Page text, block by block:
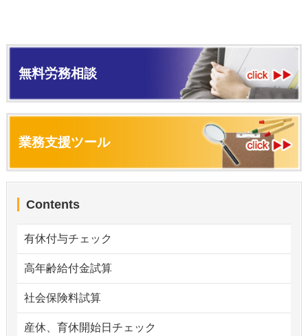
無料労務相談
業務支援ツール
Contents
有休付与チェック
高年齢給付金試算
社会保険料試算
産休、育休開始日チェック